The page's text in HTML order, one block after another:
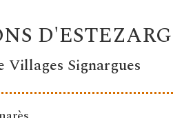
Villages Signargues